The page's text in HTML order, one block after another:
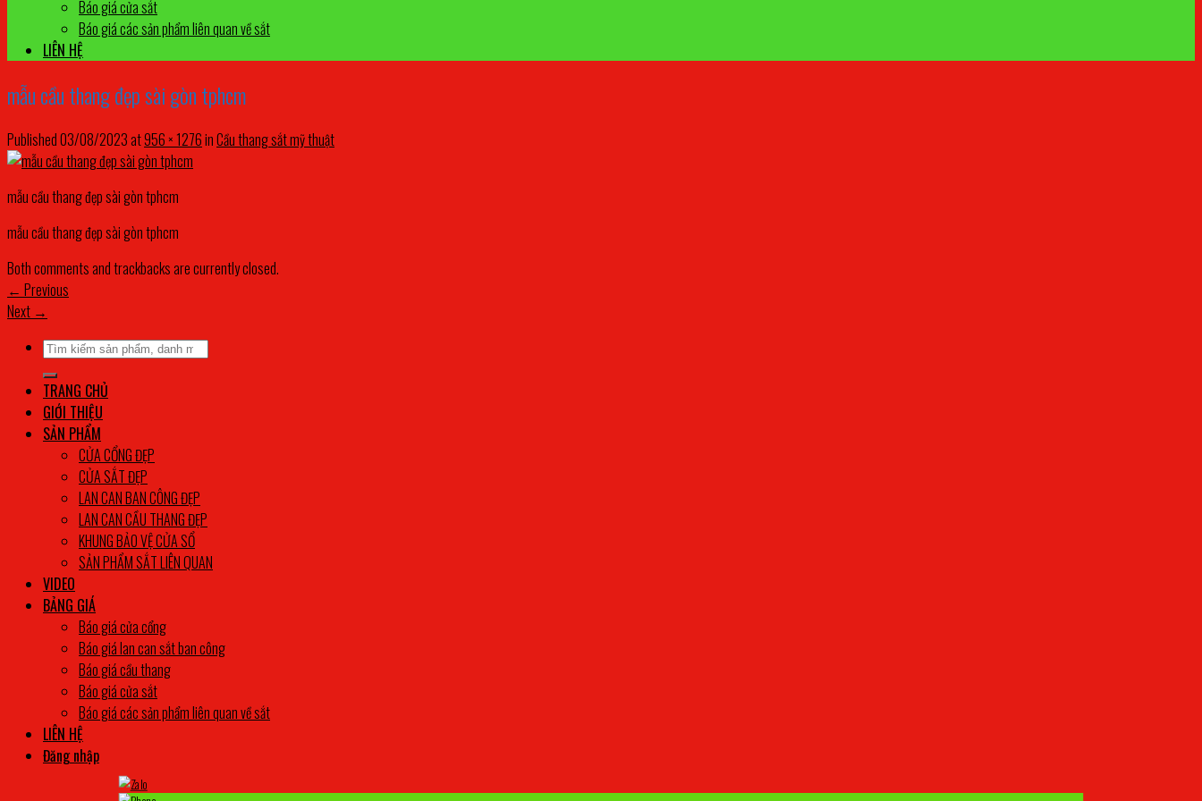
Báo giá cửa sắt
Báo giá các sản phẩm liên quan về sắt
LIÊN HỆ
mẫu cầu thang đẹp sài gòn tphcm
Published03/08/2023at956 × 1276inCầu thang sắt mỹ thuật
mẫu cầu thang đẹp sài gòn tphcm
mẫu cầu thang đẹp sài gòn tphcm
Both comments and trackbacks are currently closed.
← Previous
Next →
Tìm
kiếm:
TRANG CHỦ
GIỚI THIỆU
SẢN PHẨM
CỬA CỔNG ĐẸP
CỬA SẮT ĐẸP
LAN CAN BAN CÔNG ĐẸP
LAN CAN CẦU THANG ĐẸP
KHUNG BẢO VỆ CỬA SỔ
SẢN PHẨM SẮT LIÊN QUAN
VIDEO
BẢNG GIÁ
Báo giá cửa cổng
Báo giá lan can sắt ban công
Báo giá cầu thang
Báo giá cửa sắt
Báo giá các sản phẩm liên quan về sắt
LIÊN HỆ
Đăng nhập